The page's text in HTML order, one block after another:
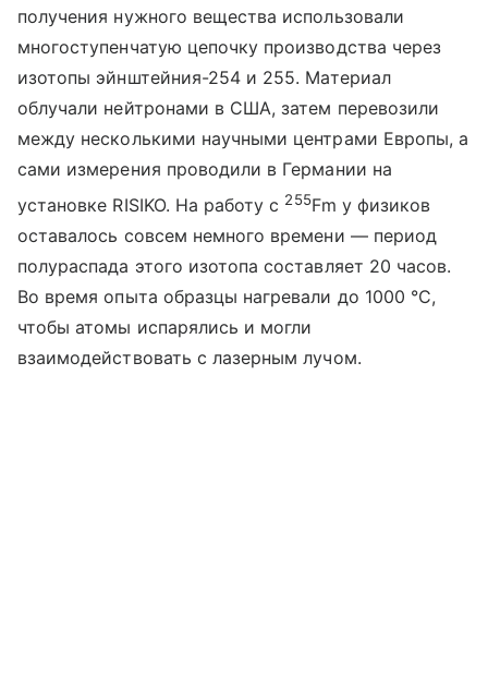
получения нужного вещества использовали
многоступенчатую цепочку производства через
изотопы эйнштейния-254 и 255. Материал
облучали нейтронами в США, затем перевозили
между несколькими научными центрами Европы, а
сами измерения проводили в Германии на
установке RISIKO. На работу с 255Fm у физиков
оставалось совсем немного времени — период
полураспада этого изотопа составляет 20 часов.
Во время опыта образцы нагревали до 1000 °C,
чтобы атомы испарялись и могли
взаимодействовать с лазерным лучом.